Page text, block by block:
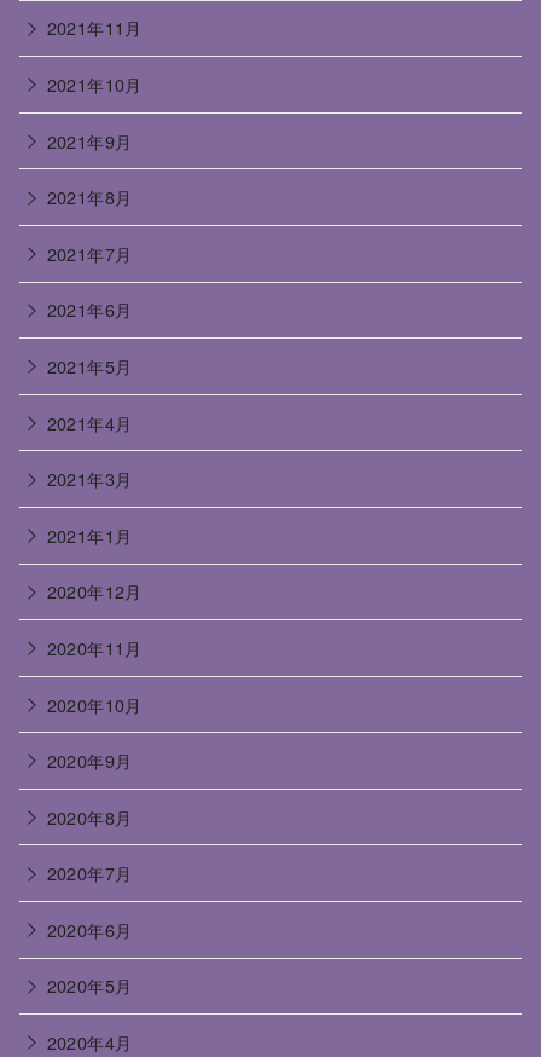
2021年11月
2021年10月
2021年9月
2021年8月
2021年7月
2021年6月
2021年5月
2021年4月
2021年3月
2021年1月
2020年12月
2020年11月
2020年10月
2020年9月
2020年8月
2020年7月
2020年6月
2020年5月
2020年4月